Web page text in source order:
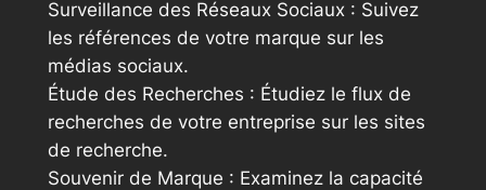
Surveillance des Réseaux Sociaux : Suivez
les références de votre marque sur les
médias sociaux.
Étude des Recherches : Étudiez le flux de
recherches de votre entreprise sur les sites
de recherche.
Souvenir de Marque : Examinez la capacité